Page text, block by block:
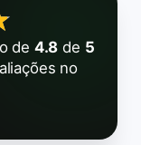
de 4.8 de 5
no